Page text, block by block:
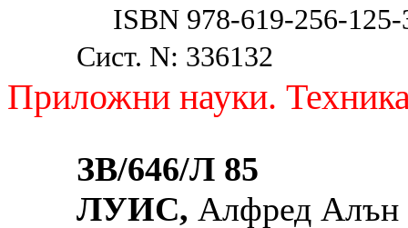
ISBN 978-619-256-125-
Сист. N: 336132
Приложни науки.
ЗВ/646/Л 85
ЛУИС, Алфред Алън